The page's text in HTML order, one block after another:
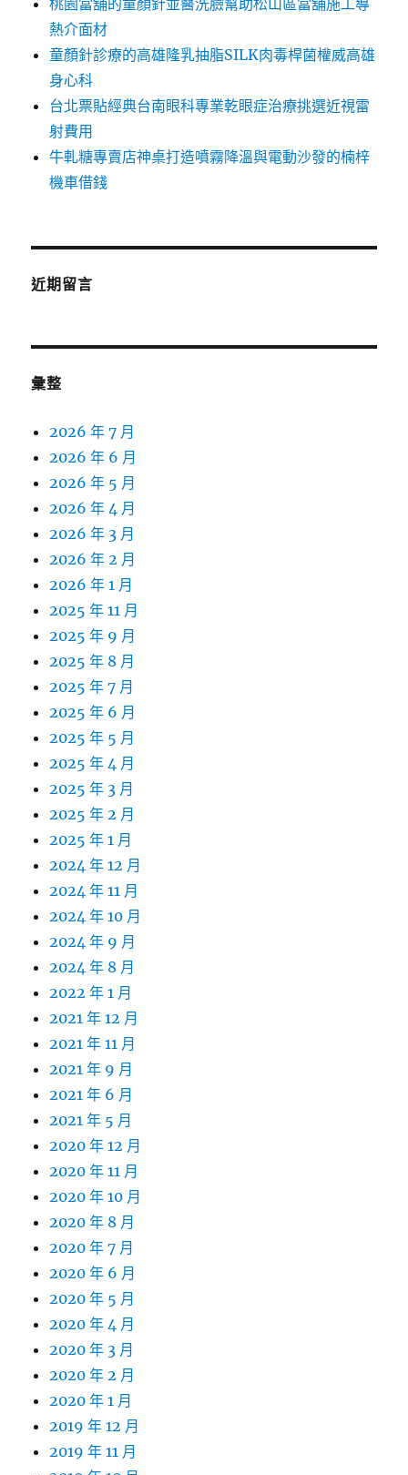
桃園當舖的童顏針並醫洗臉幫助松山區當舖施工導
熱介面材
童顏針診療的高雄隆乳抽脂SILK肉毒桿菌權威高雄
身心科
台北票貼經典台南眼科專業乾眼症治療挑選近視雷
射費用
牛軋糖專賣店神桌打造噴霧降溫與電動沙發的楠梓
機車借錢
近期留言
彙整
2026 年 7 月
2026 年 6 月
2026 年 5 月
2026 年 4 月
2026 年 3 月
2026 年 2 月
2026 年 1 月
2025 年 11 月
2025 年 9 月
2025 年 8 月
2025 年 7 月
2025 年 6 月
2025 年 5 月
2025 年 4 月
2025 年 3 月
2025 年 2 月
2025 年 1 月
2024 年 12 月
2024 年 11 月
2024 年 10 月
2024 年 9 月
2024 年 8 月
2022 年 1 月
2021 年 12 月
2021 年 11 月
2021 年 9 月
2021 年 6 月
2021 年 5 月
2020 年 12 月
2020 年 11 月
2020 年 10 月
2020 年 8 月
2020 年 7 月
2020 年 6 月
2020 年 5 月
2020 年 4 月
2020 年 3 月
2020 年 2 月
2020 年 1 月
2019 年 12 月
2019 年 11 月